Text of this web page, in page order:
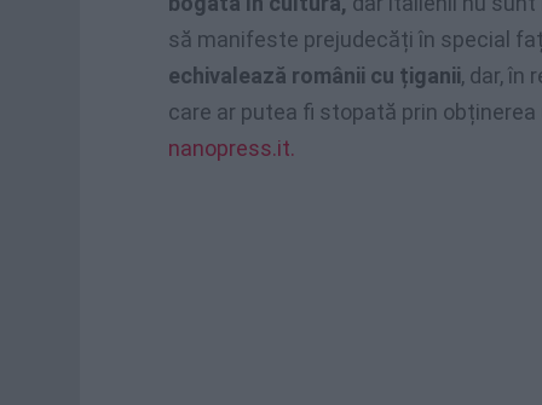
să manifeste prejudecăți în special
echivalează românii cu țiganii, dar, în
care ar putea fi stopată prin
nanopress.it.